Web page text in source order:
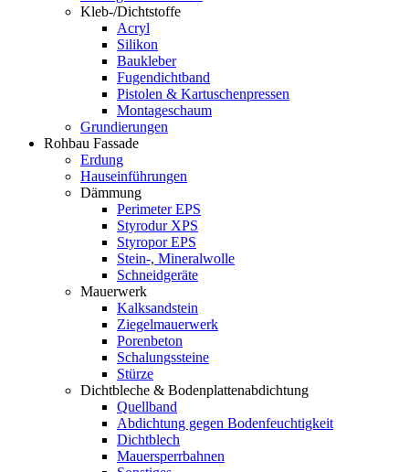
Kleb-/Dichtstoffe
Acryl
Silikon
Baukleber
Fugendichtband
Pistolen & Kartuschenpressen
Montageschaum
Grundierungen
Rohbau Fassade
Erdung
Hauseinführungen
Dämmung
Perimeter EPS
Styrodur XPS
Styropor EPS
Stein-, Mineralwolle
Schneidgeräte
Mauerwerk
Kalksandstein
Ziegelmauerwerk
Porenbeton
Schalungssteine
Stürze
Dichtbleche & Bodenplattenabdichtung
Quellband
Abdichtung gegen Bodenfeuchtigkeit
Dichtblech
Mauersperrbahnen